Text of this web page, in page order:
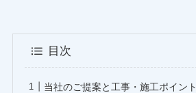
目次
当社のご提案と工事・施工ポイント